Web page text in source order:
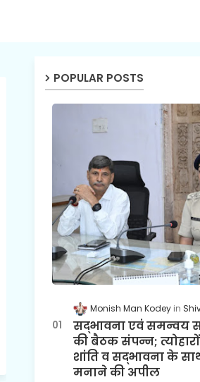
POPULAR POSTS
Monish Man Kodey
सद्भावना एवं समन्वय
की बैठक संपन्न;
शांति व सद्भावना के
मनाने की अपील